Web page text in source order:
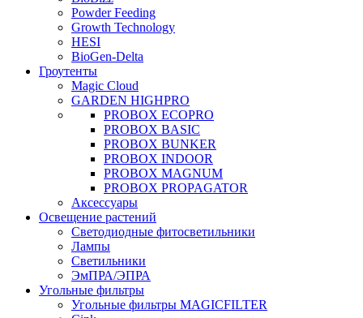
Powder Feeding
Growth Technology
HESI
BioGen-Delta
Гроутенты
Magic Cloud
GARDEN HIGHPRO
PROBOX ECOPRO
PROBOX BASIC
PROBOX BUNKER
PROBOX INDOOR
PROBOX MAGNUM
PROBOX PROPAGATOR
Аксессуары
Освещение растений
Светодиодные фитосветильники
Лампы
Светильники
ЭмПРА/ЭПРА
Угольные фильтры
Угольные фильтры MAGICFILTER